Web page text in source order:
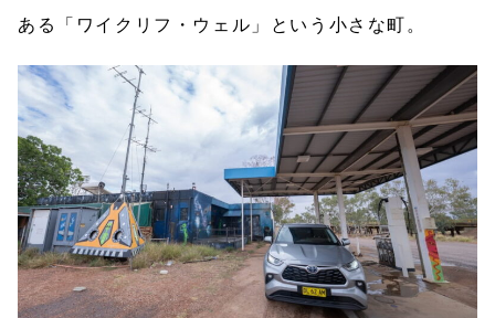
ある「ワイクリフ・ウェル」という小さな町。